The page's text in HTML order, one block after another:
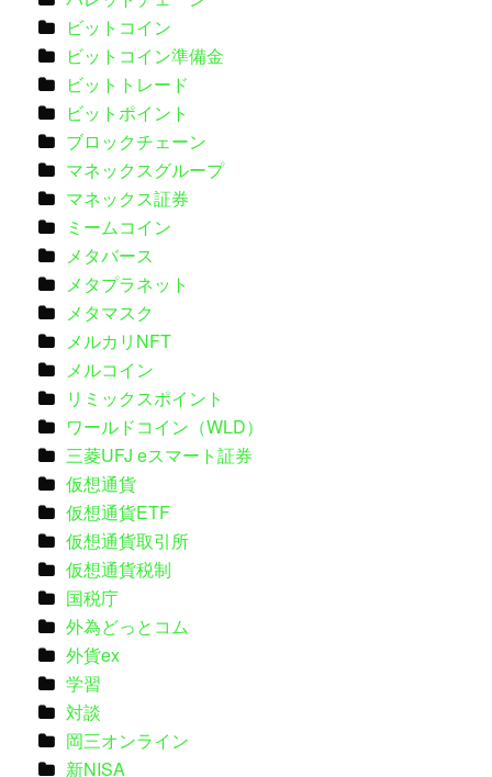
ビットコイン
ビットコイン準備金
ビットトレード
ビットポイント
ブロックチェーン
マネックスグループ
マネックス証券
ミームコイン
メタバース
メタプラネット
メタマスク
メルカリNFT
メルコイン
リミックスポイント
ワールドコイン（WLD）
三菱UFJ eスマート証券
仮想通貨
仮想通貨ETF
仮想通貨取引所
仮想通貨税制
国税庁
外為どっとコム
外貨ex
学習
対談
岡三オンライン
新NISA